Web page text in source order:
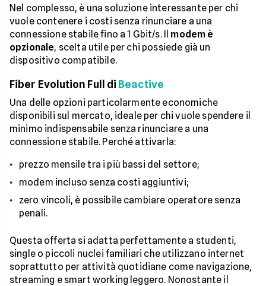
Nel complesso, è una soluzione interessante per chi
vuole contenere i costi senza rinunciare a una
connessione stabile fino a 1 Gbit/s. Il modem è
opzionale, scelta utile per chi possiede già un
dispositivo compatibile.
Fiber Evolution Full di Beactive
Una delle opzioni particolarmente economiche
disponibili sul mercato, ideale per chi vuole spendere il
minimo indispensabile senza rinunciare a una
connessione stabile. Perché attivarla:
prezzo mensile tra i più bassi del settore;
modem incluso senza costi aggiuntivi;
zero vincoli, è possibile cambiare operatore senza
penali.
Questa offerta si adatta perfettamente a studenti,
single o piccoli nuclei familiari che utilizzano internet
soprattutto per attività quotidiane come navigazione,
streaming e smart working leggero. Nonostante il